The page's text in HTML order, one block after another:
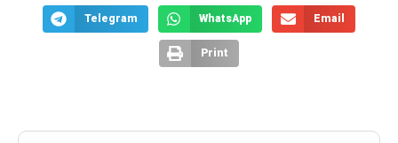
Telegram WhatsApp Email
Print